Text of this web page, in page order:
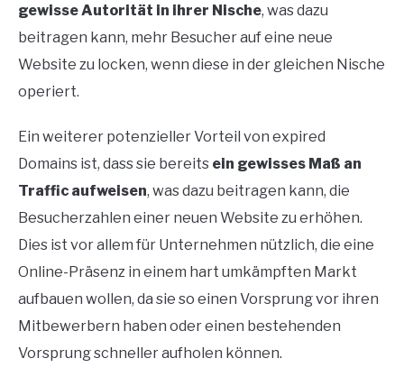
gewisse Autorität in ihrer Nische, was dazu
beitragen kann, mehr Besucher auf eine neue
Website zu locken, wenn diese in der gleichen Nische
operiert.
Ein weiterer potenzieller Vorteil von expired
Domains ist, dass sie bereits ein gewisses Maß an
Traffic aufweisen, was dazu beitragen kann, die
Besucherzahlen einer neuen Website zu erhöhen.
Dies ist vor allem für Unternehmen nützlich, die eine
Online-Präsenz in einem hart umkämpften Markt
aufbauen wollen, da sie so einen Vorsprung vor ihren
Mitbewerbern haben oder einen bestehenden
Vorsprung schneller aufholen können.